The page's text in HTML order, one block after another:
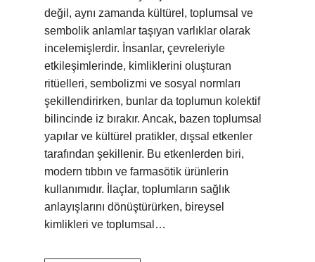
değil, aynı zamanda kültürel, toplumsal ve
sembolik anlamlar taşıyan varlıklar olarak
incelemişlerdir. İnsanlar, çevreleriyle
etkileşimlerinde, kimliklerini oluşturan
ritüelleri, sembolizmi ve sosyal normları
şekillendirirken, bunlar da toplumun kolektif
bilincinde iz bırakır. Ancak, bazen toplumsal
yapılar ve kültürel pratikler, dışsal etkenler
tarafından şekillenir. Bu etkenlerden biri,
modern tıbbın ve farmasötik ürünlerin
kullanımıdır. İlaçlar, toplumların sağlık
anlayışlarını dönüştürürken, bireysel
kimlikleri ve toplumsal…